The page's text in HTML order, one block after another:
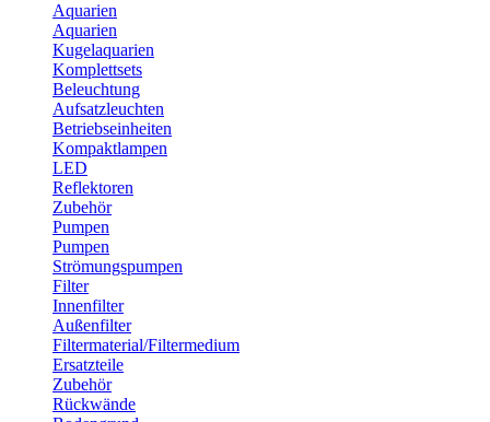
Aquarien
Aquarien
Kugelaquarien
Komplettsets
Beleuchtung
Aufsatzleuchten
Betriebseinheiten
Kompaktlampen
LED
Reflektoren
Zubehör
Pumpen
Pumpen
Strömungspumpen
Filter
Innenfilter
Außenfilter
Filtermaterial/Filtermedium
Ersatzteile
Zubehör
Rückwände